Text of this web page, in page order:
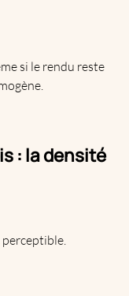
si le rendu reste
: la densité
perceptible.